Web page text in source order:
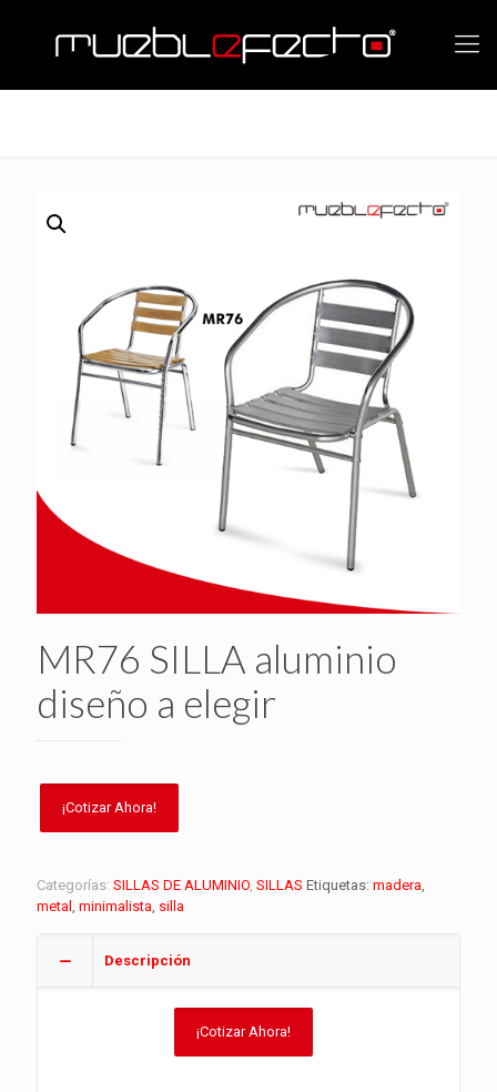
MR76 SILLA aluminio
diseño a elegir
Categorías: SILLAS DE ALUMINIO, SILLAS Etiquetas: madera,
metal , minimalista, silla
Descripción
¡Cotizar Ahora!